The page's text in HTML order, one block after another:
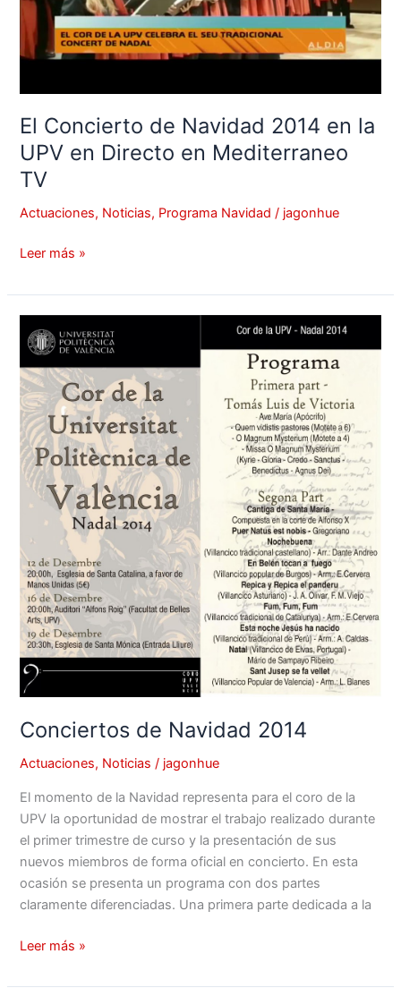
El Concierto de Navidad 2014 en la
UPV en Directo en Mediterraneo
TV
Actuaciones, Noticias, Programa Navidad / jagonhue
en
Directo
en
TV
Leer más »
Conciertos de Navidad 2014
Actuaciones, Noticias / jagonhue
El momento de la Navidad representa para el coro de la
UPV la oportunidad de mostrar el trabajo realizado durante
el primer trimestre de curso y la presentación de sus
nuevos miembros de forma oficial en concierto. En esta
ocasión se presenta un programa con dos partes
claramente diferenciadas. Una primera parte dedicada a la
de
Navidad
2014
Leer más »